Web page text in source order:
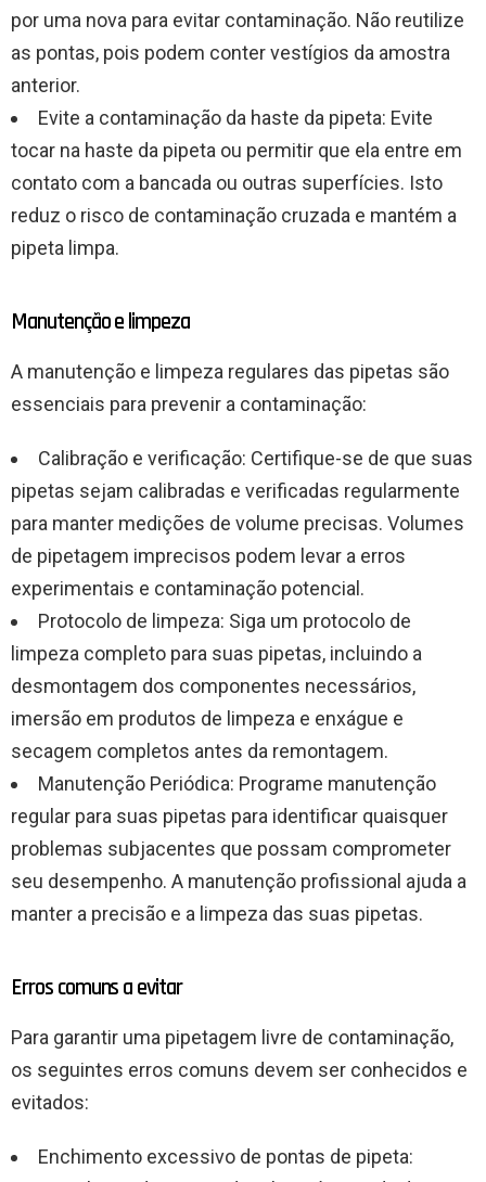
por uma nova para evitar contaminação. Não reutilize
as pontas, pois podem conter vestígios da amostra
anterior.
Evite a contaminação da haste da pipeta: Evite
tocar na haste da pipeta ou permitir que ela entre em
contato com a bancada ou outras superfícies. Isto
reduz o risco de contaminação cruzada e mantém a
pipeta limpa.
Manutenção e limpeza
A manutenção e limpeza regulares das pipetas são
essenciais para prevenir a contaminação:
Calibração e verificação: Certifique-se de que suas
pipetas sejam calibradas e verificadas regularmente
para manter medições de volume precisas. Volumes
de pipetagem imprecisos podem levar a erros
experimentais e contaminação potencial.
Protocolo de limpeza: Siga um protocolo de
limpeza completo para suas pipetas, incluindo a
desmontagem dos componentes necessários,
imersão em produtos de limpeza e enxágue e
secagem completos antes da remontagem.
Manutenção Periódica: Programe manutenção
regular para suas pipetas para identificar quaisquer
problemas subjacentes que possam comprometer
seu desempenho. A manutenção profissional ajuda a
manter a precisão e a limpeza das suas pipetas.
Erros comuns a evitar
Para garantir uma pipetagem livre de contaminação,
os seguintes erros comuns devem ser conhecidos e
evitados:
Enchimento excessivo de pontas de pipeta: